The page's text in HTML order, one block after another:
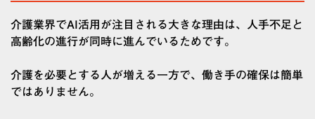
介護業界でAI活用が注目される大きな理由は、人手不足と
高齢化の進行が同時に進んでいるためです。
介護を必要とする人が増える一方で、働き手の確保は簡単
ではありません。